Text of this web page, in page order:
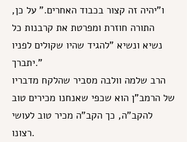
ו"יהיה זה קצור בכבוד האחרים." על כן,
התורה חוזרת ומפרטת את קרבנות כל
נשיא ונשיא "להגיד שהיו שקולים לפניו
יתברך."
הרב שלמה וולבה מסביר שהלקח מדבריו
של הרמב"ן הוא שכפי שאנחנו מכירים טוב
להקב"ה, כך הקב"ה מכיר טוב לעושי
רצונו.